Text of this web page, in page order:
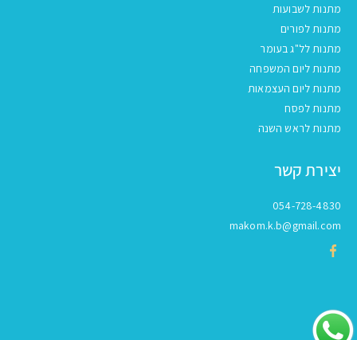
מתנות לשבועות
מתנות לפורים
מתנות לל"ג בעומר
מתנות ליום המשפחה
מתנות ליום העצמאות
מתנות לפסח
מתנות לראש השנה
יצירת קשר
054-728-4830
makom.k.b@gmail.com